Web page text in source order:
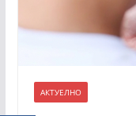
АКТУЕЛНО